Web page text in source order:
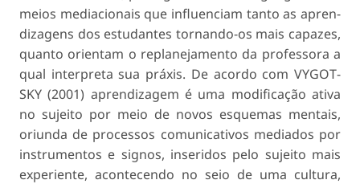
meios mediacionais que influenciam tanto as apren­
dizagens dos estudantes tornando-os mais capazes,
quanto orientam o replanejamento da professora a
qual interpreta sua práxis. De acordo com VYGOT­
SKY (2001) aprendizagem é uma modificação ativa
no sujeito por meio de novos esquemas mentais,
oriunda de processos comunicativos mediados por
instrumentos e signos, inseridos pelo sujeito mais
experiente, acontecendo no seio de uma cultura,